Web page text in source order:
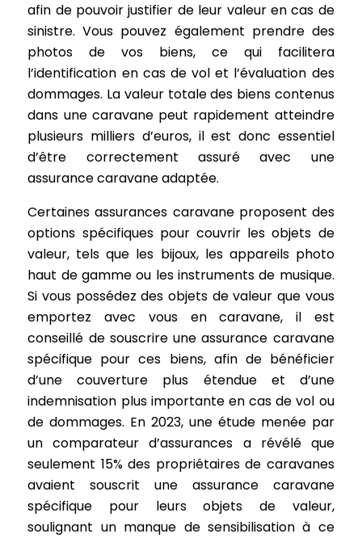
afin de pouvoir justifier de leur valeur en cas de
sinistre. Vous pouvez également prendre des
photos de vos biens, ce qui facilitera
l’identification en cas de vol et l’évaluation des
dommages. La valeur totale des biens contenus
dans une caravane peut rapidement atteindre
plusieurs milliers d’euros, il est donc essentiel
d’être correctement assuré avec une
assurance caravane adaptée.
Certaines assurances caravane proposent des
options spécifiques pour couvrir les objets de
valeur, tels que les bijoux, les appareils photo
haut de gamme ou les instruments de musique.
Si vous possédez des objets de valeur que vous
emportez avec vous en caravane, il est
conseillé de souscrire une assurance caravane
spécifique pour ces biens, afin de bénéficier
d’une couverture plus étendue et d’une
indemnisation plus importante en cas de vol ou
de dommages. En 2023, une étude menée par
un comparateur d’assurances a révélé que
seulement 15% des propriétaires de caravanes
avaient souscrit une assurance caravane
spécifique pour leurs objets de valeur,
soulignant un manque de sensibilisation à ce